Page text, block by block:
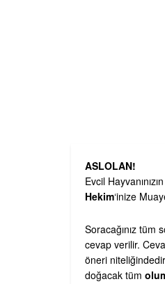
ASLOLAN!
Evcil
Hekim‘inize
Soracağınız tüm
cevap verilir.
öneri
doğacak tüm